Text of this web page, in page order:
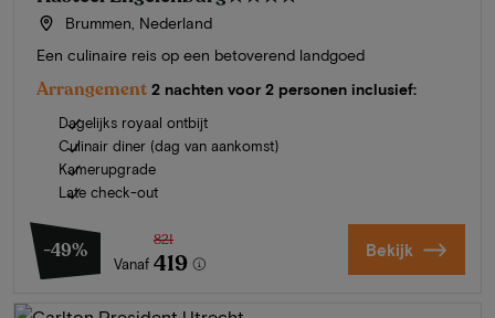
Brummen, Nederland
Een culinaire reis op een betoverend landgoed
Arrangement 2 nachten voor 2 personen inclusief:
Dagelijks royaal ontbijt
Culinair diner (dag van aankomst)
Kamerupgrade
Late check-out
-49%
Vanaf
821
419 Bekijk